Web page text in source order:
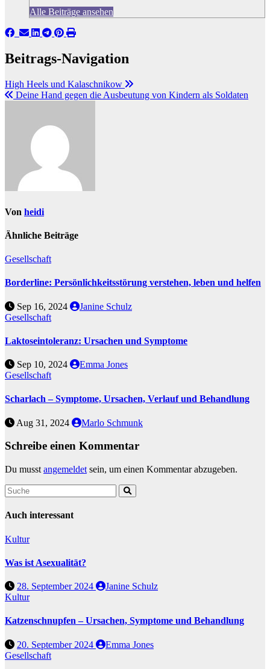
Alle Beiträge ansehen
Beitrags-Navigation
High Heels und Kalaschnikow
Deine Hand gegen die Ausbeutung von Kindern als Soldaten
Von heidi
Ähnliche Beiträge
Gesellschaft
Borderline: Persönlichkeitsstörung verstehen, leben und helfen
Sep 16, 2024
Janine Schulz
Gesellschaft
Laktoseintoleranz: Ursachen und Symptome
Sep 10, 2024
Emma Jones
Gesellschaft
Scharlach – Symptome, Ursachen, Verlauf und Behandlung
Aug 31, 2024 Marlo Schmunk
Schreibe einen Kommentar
Du musst angemeldet sein, um einen Kommentar abzugeben.
Auch interessant
Kultur
Was ist Asexualität?
28. September 2024
Janine Schulz
Kultur
Katzenschnupfen – Ursachen, Symptome und Behandlung
20. September 2024
Emma Jones
Gesellschaft